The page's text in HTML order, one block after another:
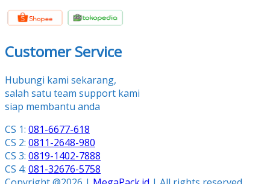
Customer Service
Hubungi kami sekarang,
salah satu team support kami
siap membantu anda
CS 1: 081-6677-618
CS 2: 0811-2648-980
CS 3: 0819-1402-7888
CS 4: 081-32676-5758